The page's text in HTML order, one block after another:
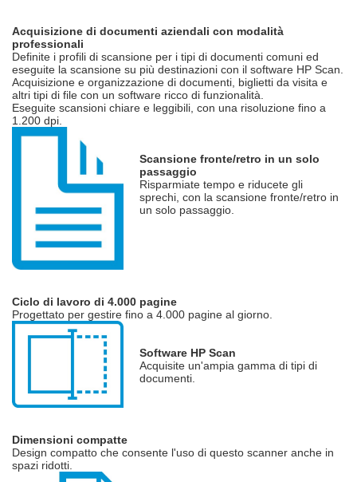
Acquisizione di documenti aziendali con modalità
professionali
Definite i profili di scansione per i tipi di documenti comuni ed
eseguite la scansione su più destinazioni con il software HP Scan.
Acquisizione e organizzazione di documenti, biglietti da visita e
altri tipi di file con un software ricco di funzionalità.
Eseguite scansioni chiare e leggibili, con una risoluzione fino a
1.200 dpi.
Scansione fronte/retro in un solo
passaggio
Risparmiate tempo e riducete gli
sprechi, con la scansione fronte/retro in
un solo passaggio.
Ciclo di lavoro di 4.000 pagine
Progettato per gestire fino a 4.000 pagine al giorno.
Software HP Scan
Acquisite un'ampia gamma di tipi di
documenti.
Dimensioni compatte
Design compatto che consente l'uso di questo scanner anche in
spazi ridotti.